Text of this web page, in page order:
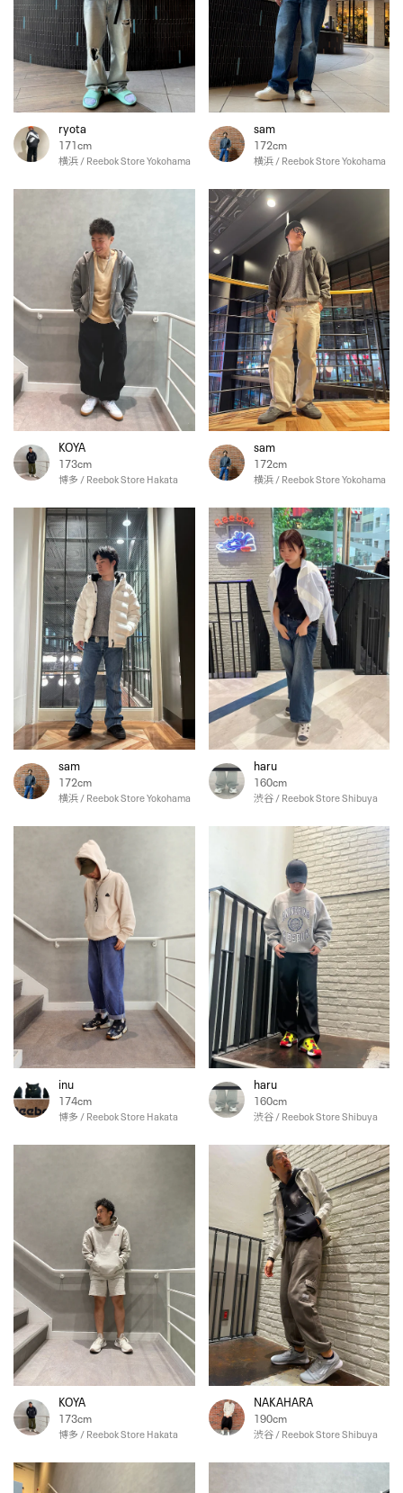
ryota
171cm
横浜 / Reebok Store Yokohama
sam
172cm
横浜 / Reebok Store Yokohama
KOYA
173cm
博多 / Reebok Store Hakata
sam
172cm
横浜 / Reebok Store Yokohama
sam
172cm
横浜 / Reebok Store Yokohama
haru
160cm
渋谷 / Reebok Store Shibuya
inu
174cm
博多 / Reebok Store Hakata
haru
160cm
渋谷 / Reebok Store Shibuya
KOYA
173cm
博多 / Reebok Store Hakata
NAKAHARA
190cm
渋谷 / Reebok Store Shibuya